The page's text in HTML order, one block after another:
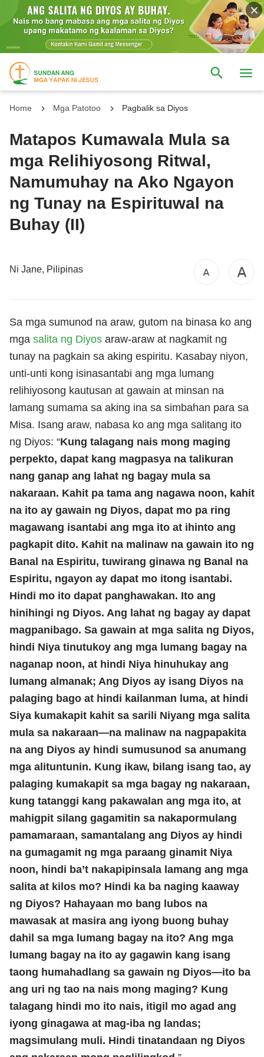
Home Mga Patotoo Pagbalik sa Diyos
Matapos Kumawala Mula sa
mga Relihiyosong Ritwal,
Namumuhay na Ako Ngayon
ng Tunay na Espirituwal na
Buhay (II)
Ni Jane, Pilipinas
Sa mga sumunod na araw, gutom na binasa ko ang
mga salita ng Diyos araw-araw at nagkamit ng
tunay na pagkain sa aking espiritu. Kasabay niyon,
unti-unti kong isinasantabi ang mga lumang
relihiyosong kautusan at gawain at minsan na
lamang sumama sa aking ina sa simbahan para sa
Misa. Isang araw, nabasa ko ang mga salitang ito
ng Diyos: “Kung talagang nais mong maging
perpekto, dapat kang magpasya na talikuran
nang ganap ang lahat ng bagay mula sa
nakaraan. Kahit pa tama ang nagawa noon, kahit
na ito ay gawain ng Diyos, dapat mo pa ring
magawang isantabi ang mga ito at ihinto ang
pagkapit dito. Kahit na malinaw na gawain ito ng
Banal na Espiritu, tuwirang ginawa ng Banal na
Espiritu, ngayon ay dapat mo itong isantabi.
Hindi mo ito dapat panghawakan. Ito ang
hinihingi ng Diyos. Ang lahat ng bagay ay dapat
magpanibago. Sa gawain at mga salita ng Diyos,
hindi Niya tinutukoy ang mga lumang bagay na
naganap noon, at hindi Niya hinuhukay ang
lumang almanak; Ang Diyos ay isang Diyos na
palaging bago at hindi kailanman luma, at hindi
Siya kumakapit kahit sa sarili Niyang mga salita
mula sa nakaraan—na malinaw na nagpapakita
na ang Diyos ay hindi sumusunod sa anumang
mga alituntunin. Kung ikaw, bilang isang tao, ay
palaging kumakapit sa mga bagay ng nakaraan,
kung tatanggi kang pakawalan ang mga ito, at
mahigpit silang gagamitin sa nakapormulang
pamamaraan, samantalang ang Diyos ay hindi
na gumagamit ng mga paraang ginamit Niya
noon, hindi ba’t nakapipinsala lamang ang mga
salita at kilos mo? Hindi ka ba naging kaaway
ng Diyos? Hahayaan mo bang lubos na
mawasak at masira ang iyong buong buhay
dahil sa mga lumang bagay na ito? Ang mga
lumang bagay na ito ay gagawin kang isang
taong humahadlang sa gawain ng Diyos—ito ba
ang uri ng tao na nais mong maging? Kung
talagang hindi mo ito nais, itigil mo agad ang
iyong ginagawa at mag-iba ng landas;
magsimulang muli. Hindi tinatandaan ng Diyos